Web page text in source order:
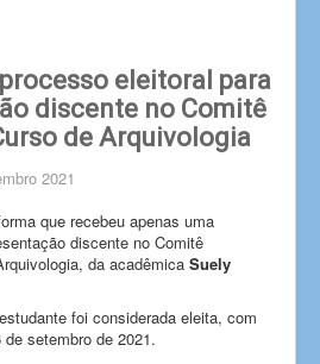
eleitoral para
discente no Comitê
de Arquivologia
2021
que recebeu apenas uma
discente no Comitê
da acadêmica Suely
foi considerada eleita, com
setembro de 2021.